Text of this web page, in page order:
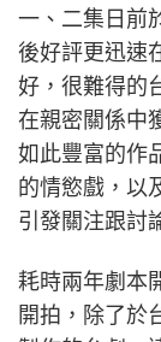
一、二集日前
後好評更迅速
好，很難得的
在親密關係中
如此豐富的作
的情慾戲，以
引發關注跟討
耗時兩年劇本
開拍，除了於